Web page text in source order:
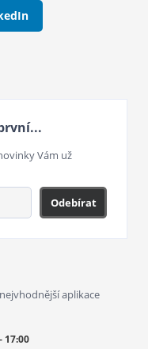
Vám už
Odebírat
aplikace
17:00